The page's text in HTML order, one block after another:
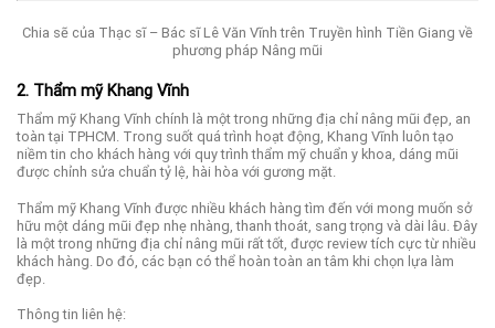
Chia sẽ của Thạc sĩ – Bác sĩ Lê Văn Vĩnh trên Truyền hình Tiền Giang về
phương pháp Nâng mũi
2. Thẩm mỹ Khang Vĩnh
Thẩm mỹ Khang Vĩnh chính là một trong những địa chỉ nâng mũi đẹp, an
toàn tại TPHCM. Trong suốt quá trình hoạt động, Khang Vĩnh luôn tạo
niềm tin cho khách hàng với quy trình thẩm mỹ chuẩn y khoa, dáng mũi
được chỉnh sửa chuẩn tỷ lệ, hài hòa với gương mặt.
Thẩm mỹ Khang Vĩnh được nhiều khách hàng tìm đến với mong muốn sở
hữu một dáng mũi đẹp nhẹ nhàng, thanh thoát, sang trọng và dài lâu. Đây
là một trong những địa chỉ nâng mũi rất tốt, được review tích cực từ nhiều
khách hàng. Do đó, các bạn có thể hoàn toàn an tâm khi chọn lựa làm
đẹp.
Thông tin liên hệ: